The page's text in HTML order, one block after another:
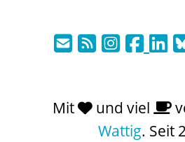
Mit und viel
Wattig. Seit